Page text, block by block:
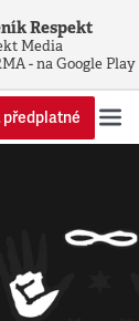
Respekt
Media
- na Google Play
předplatné